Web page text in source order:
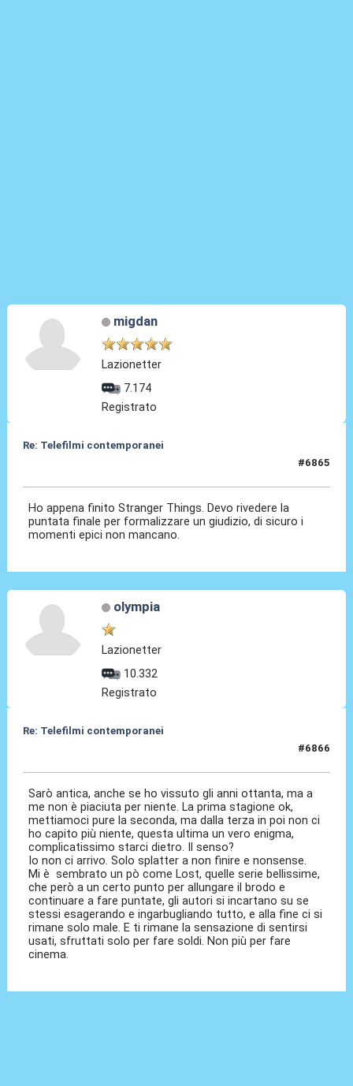
migdan
Lazionetter
7.174
Registrato
Re: Telefilmi contemporanei
#6865
Ho appena finito Stranger Things. Devo rivedere la
puntata finale per formalizzare un giudizio, di sicuro i
momenti epici non mancano.
olympia
Lazionetter
10.332
Registrato
Re: Telefilmi contemporanei
#6866
Sarò antica, anche se ho vissuto gli anni ottanta, ma a
me non è piaciuta per niente. La prima stagione ok,
mettiamoci pure la seconda, ma dalla terza in poi non ci
ho capito più niente, questa ultima un vero enigma,
complicatissimo starci dietro. Il senso?
Io non ci arrivo. Solo splatter a non finire e nonsense.
Mi è sembrato un pò come Lost, quelle serie bellissime,
che però a un certo punto per allungare il brodo e
continuare a fare puntate, gli autori si incartano su se
stessi esagerando e ingarbugliando tutto, e alla fine ci si
rimane solo male. E ti rimane la sensazione di sentirsi
usati, sfruttati solo per fare soldi. Non più per fare
cinema.